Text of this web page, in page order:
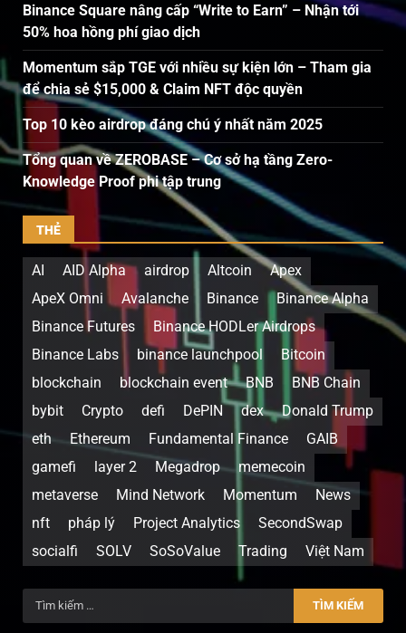
Binance Square nâng cấp “Write to Earn” – Nhận tới
50% hoa hồng phí giao dịch
Momentum sắp TGE với nhiều sự kiện lớn – Tham gia
để chia sẻ $15,000 & Claim NFT độc quyền
Top 10 kèo airdrop đáng chú ý nhất năm 2025
Tổng quan về ZEROBASE – Cơ sở hạ tầng Zero-
Knowledge Proof phi tập trung
THẺ
AI AID Alpha airdrop Altcoin
Apex
ApeX Omni
Avalanche Binance
Binance Alpha
Binance Futures
Binance HODLer Airdrops
Binance Labs
binance launchpool
Bitcoin
blockchain
blockchain event BNB
BNB Chain
bybit
Crypto defi DePIN dex
Donald Trump
eth
Ethereum Fundamental Finance
GAIB
gamefi
layer 2 Megadrop
memecoin
metaverse
Mind Network Momentum
News
nft
pháp lý Project Analytics
SecondSwap
socialfi
SOLV SoSoValue Trading Việt Nam